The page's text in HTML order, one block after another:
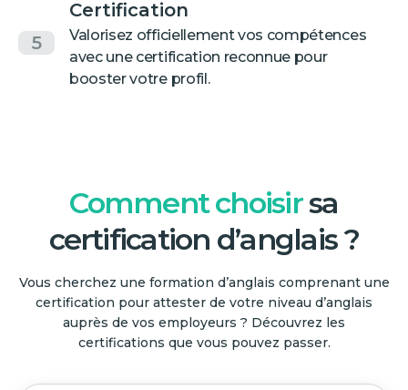
5
Certification
Valorisez officiellement vos compétences
avec une certification reconnue pour
booster votre profil.
Comment choisirsa
certification d’anglais ?
Vous cherchez une formation d’anglais comprenant une
certification pour attester de votre niveau d’anglais
auprès de vos employeurs ? Découvrez les
certifications que vous pouvez passer.